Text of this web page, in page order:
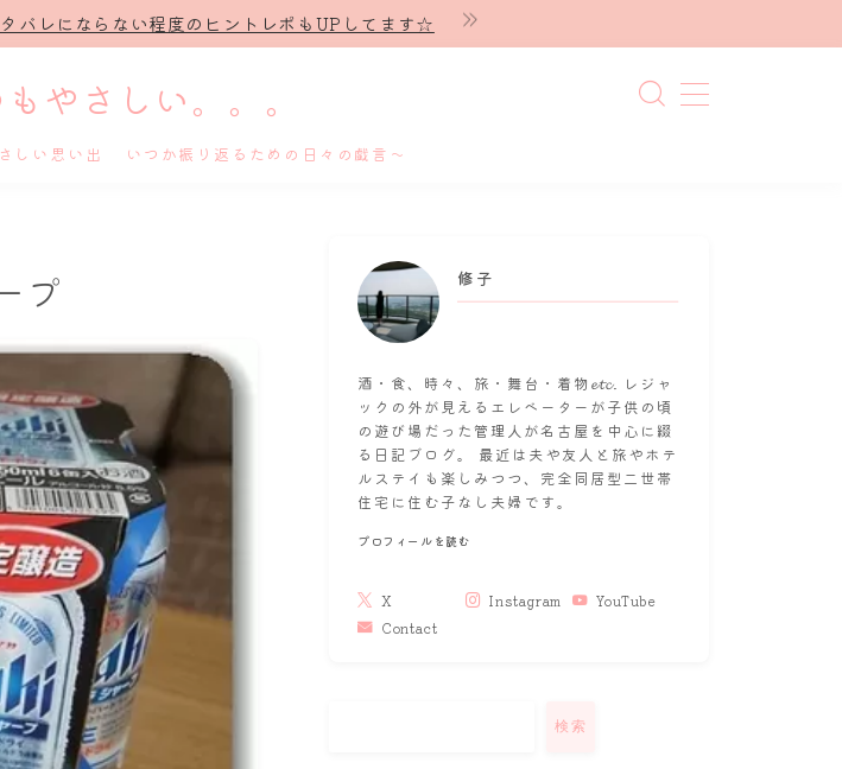
バレにならない程度のヒントレポもUPしてます☆
やさしい。。。
しい思い出 いつか振り返るための日々の戯言～
プ 修子
酒・食、時々、旅・舞台・着物𝓮𝓽𝓬. レジャ
ックの外が見えるエレベーターが子供の頃
の遊び場だった管理人が名古屋を中心に綴
る日記ブログ。 最近は夫や友人と旅やホテ
ルステイも楽しみつつ、完全同居型二世帯
住宅に住む子なし夫婦です。
プロフィールを読む
X Instagram
YouTube
Contact
検索